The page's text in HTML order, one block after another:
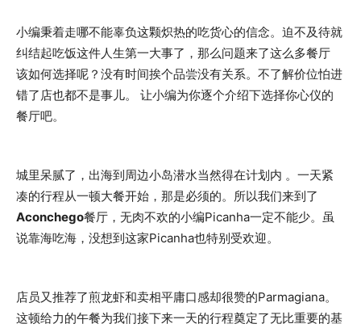
小编秉着走哪不能辜负这颗炽热的吃货心的信念。迫不及待就
纠结起吃饭这件人生第一大事了，那么问题来了这么多餐厅
该如何选择呢？没有时间挨个品尝没有关系。不了解价位怕进
错了店也都不是事儿。 让小编为你逐个介绍下选择你心仪的
餐厅吧。
城里呆腻了，出海到周边小岛潜水当然得在计划内 。一天紧
凑的行程从一顿大餐开始，那是必须的。所以我们来到了
Aconchego餐厅，无肉不欢的小编Picanha一定不能少。虽
说靠海吃海，没想到这家Picanha也特别受欢迎。
店员又推荐了煎龙虾和卖相平庸口感却很赞的Parmagiana。
这顿给力的午餐为我们接下来一天的行程奠定了无比重要的基